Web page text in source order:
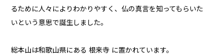
るために人々によりわかりやすく、仏の真言を知ってもらいた
いという意思で誕生しました。
総本山は和歌山県にある 根来寺 に置かれています。